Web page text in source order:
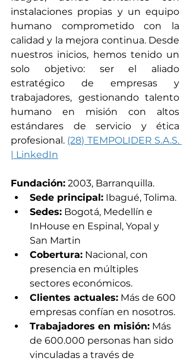
instalaciones propias y un equipo
humano comprometido con la
calidad y la mejora continua. Desde
nuestros inicios, hemos tenido un
solo objetivo: ser el aliado
estratégico de empresas y
trabajadores, gestionando talento
humano en misión con altos
estándares de servicio y ética
profesional. (28) TEMPOLIDER S.A.S.
| LinkedIn
Fundación: 2003, Barranquilla.
Sede principal: Ibagué, Tolima.
Sedes: Bogotá, Medellín e
InHouse en Espinal, Yopal y
San Martin
Cobertura: Nacional, con
presencia en múltiples
sectores económicos.
Clientes actuales: Más de 600
empresas confían en nosotros.
Trabajadores en misión: Más
de 600.000 personas han sido
vinculadas a través de